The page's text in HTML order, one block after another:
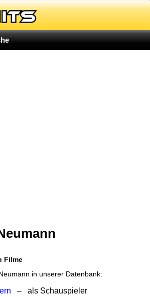
Filme
in unserer Datenbank:
– als Schauspieler